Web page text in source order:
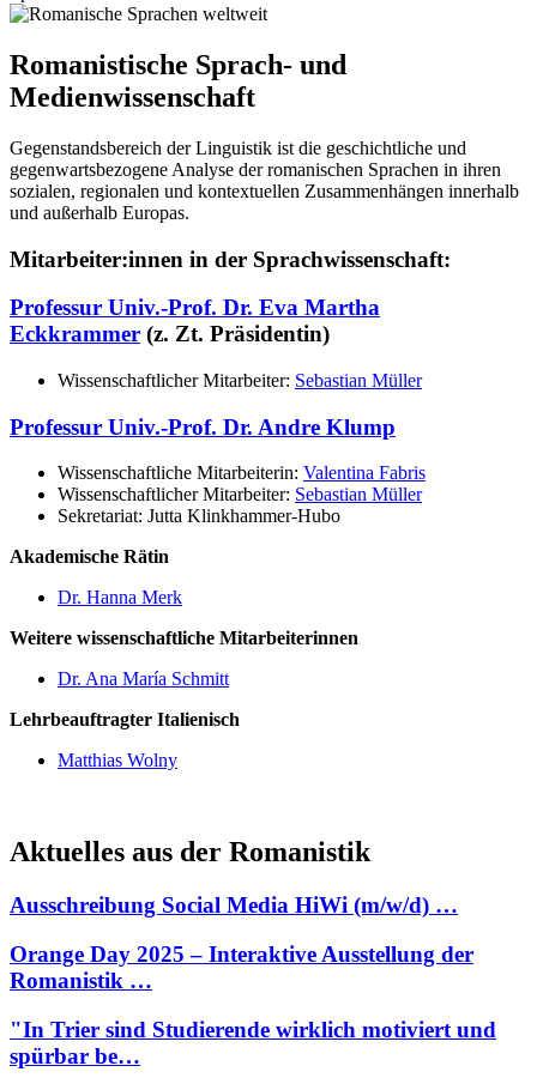
Romanistische Sprach- und
Medienwissenschaft
Gegenstandsbereich der Linguistik ist die geschichtliche und
gegenwartsbezogene Analyse der romanischen Sprachen in ihren
sozialen, regionalen und kontextuellen Zusammenhängen innerhalb
und außerhalb Europas.
Mitarbeiter:innen in der Sprachwissenschaft:
Professur Univ.-Prof. Dr. Eva Martha
Eckkrammer (z. Zt. Präsidentin)
Wissenschaftlicher Mitarbeiter: Sebastian Müller
Professur Univ.-Prof. Dr. Andre Klump
Wissenschaftliche Mitarbeiterin: Valentina Fabris
Wissenschaftlicher Mitarbeiter: Sebastian Müller
Sekretariat: Jutta Klinkhammer-Hubo
Akademische Rätin
Dr. Hanna Merk
Weitere wissenschaftliche Mitarbeiterinnen
Dr. Ana María Schmitt
Lehrbeauftragter Italienisch
Matthias Wolny
Aktuelles aus der Romanistik
Ausschreibung Social Media HiWi (m/w/d) …
Orange Day 2025 – Interaktive Ausstellung der
Romanistik …
"In Trier sind Studierende wirklich motiviert und
spürbar be…